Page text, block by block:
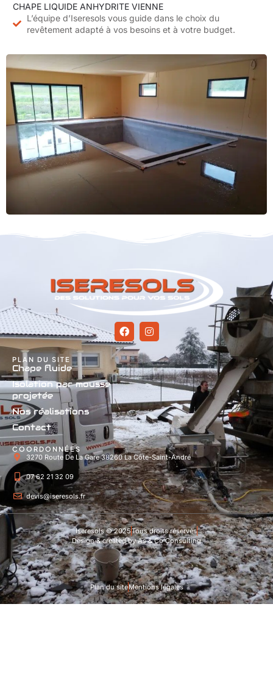
CHAPE LIQUIDE ANHYDRITE VIENNE
L’équipe d’Iseresols vous guide dans le choix du
revêtement adapté à vos besoins et à votre budget.
Chape fluide
Isolation par mousse
projetée
Nos réalisations
Contact
PLAN DU SITE
COORDONNÉES
3270 Route De La Gare 38260 La Côte-Saint-André
07 62 21 32 09
devis@iseresols.fr
Iseresols © 2025Tous droits réservés
Design & created by As & Co Consulting
Plan du siteMentions légales